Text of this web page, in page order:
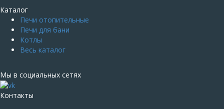
Каталог
Печи отопительные
Печи для бани
Котлы
Весь каталог
Мы в социальных сетях
Контакты